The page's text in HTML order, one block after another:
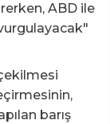
ABD ile
barış